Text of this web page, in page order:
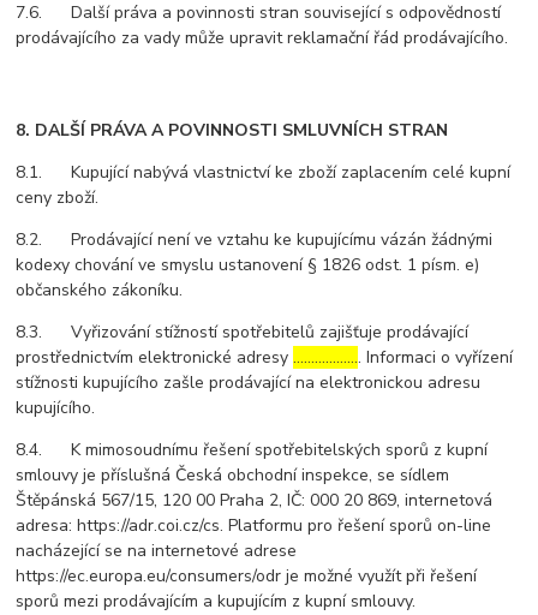
7.6. Další práva a povinnosti stran související s odpovědností
prodávajícího za vady může upravit reklamační řád prodávajícího.
8. DALŠÍ PRÁVA A POVINNOSTI SMLUVNÍCH STRAN
8.1. Kupující nabývá vlastnictví ke zboží zaplacením celé kupní
ceny zboží.
8.2. Prodávající není ve vztahu ke kupujícímu vázán žádnými
kodexy chování ve smyslu ustanovení § 1826 odst. 1 písm. e)
občanského zákoníku.
8.3. Vyřizování stížností spotřebitelů zajišťuje prodávající
prostřednictvím elektronické adresy………………. Informaci o vyřízení
stížnosti kupujícího zašle prodávající na elektronickou adresu
kupujícího.
8.4. K mimosoudnímu řešení spotřebitelských sporů z kupní
smlouvy je příslušná Česká obchodní inspekce, se sídlem
Štěpánská 567/15, 120 00 Praha 2, IČ: 000 20 869, internetová
adresa: https://adr.coi.cz/cs. Platformu pro řešení sporů on-line
nacházející se na internetové adrese
https://ec.europa.eu/consumers/odr je možné využít při řešení
sporů mezi prodávajícím a kupujícím z kupní smlouvy.